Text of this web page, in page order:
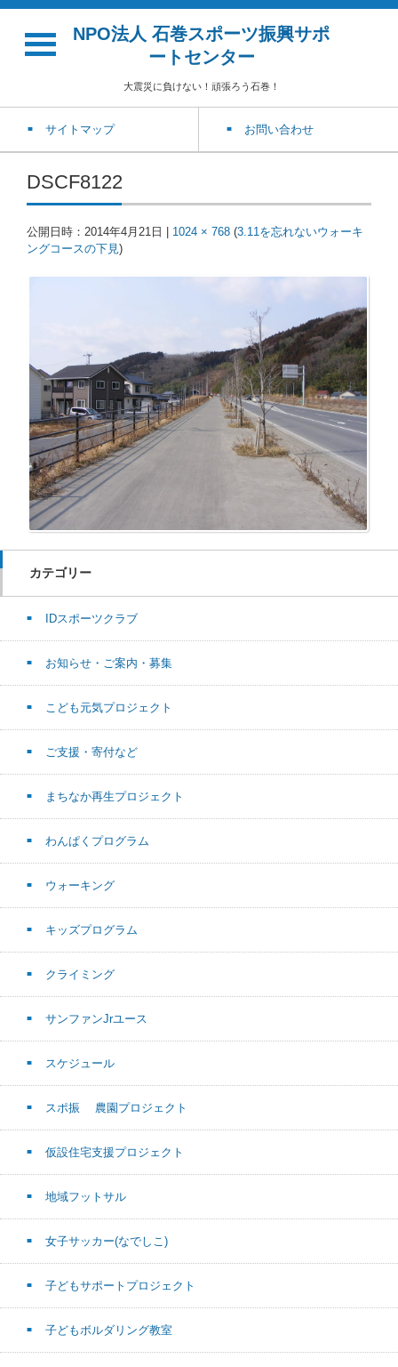
NPO法人 石巻スポーツ振興サポ
ートセンター
大震災に負けない！頑張ろう石巻！
サイトマップ お問い合わせ
DSCF8122
公開日時： 2014年4月21日 1024 × 768 (3.11を忘れないウォーキ
ングコースの下見)
カテゴリー
IDスポーツクラブ
お知らせ・ご案内・募集
こども元気プロジェクト
ご支援・寄付など
まちなか再生プロジェクト
わんぱくプログラム
ウォーキング
キッズプログラム
クライミング
サンファンJrユース
スケジュール
スポ振 農園プロジェクト
仮設住宅支援プロジェクト
地域フットサル
女子サッカー(なでしこ)
子どもサポートプロジェクト
子どもボルダリング教室